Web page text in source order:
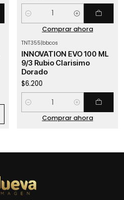
Cantidad
Comprar ahora
TNT355|bbcos
INNOVATION EVO 100 ML
9/3 Rubio Clarisimo
Dorado
$6.200
Cantidad
Comprar ahora